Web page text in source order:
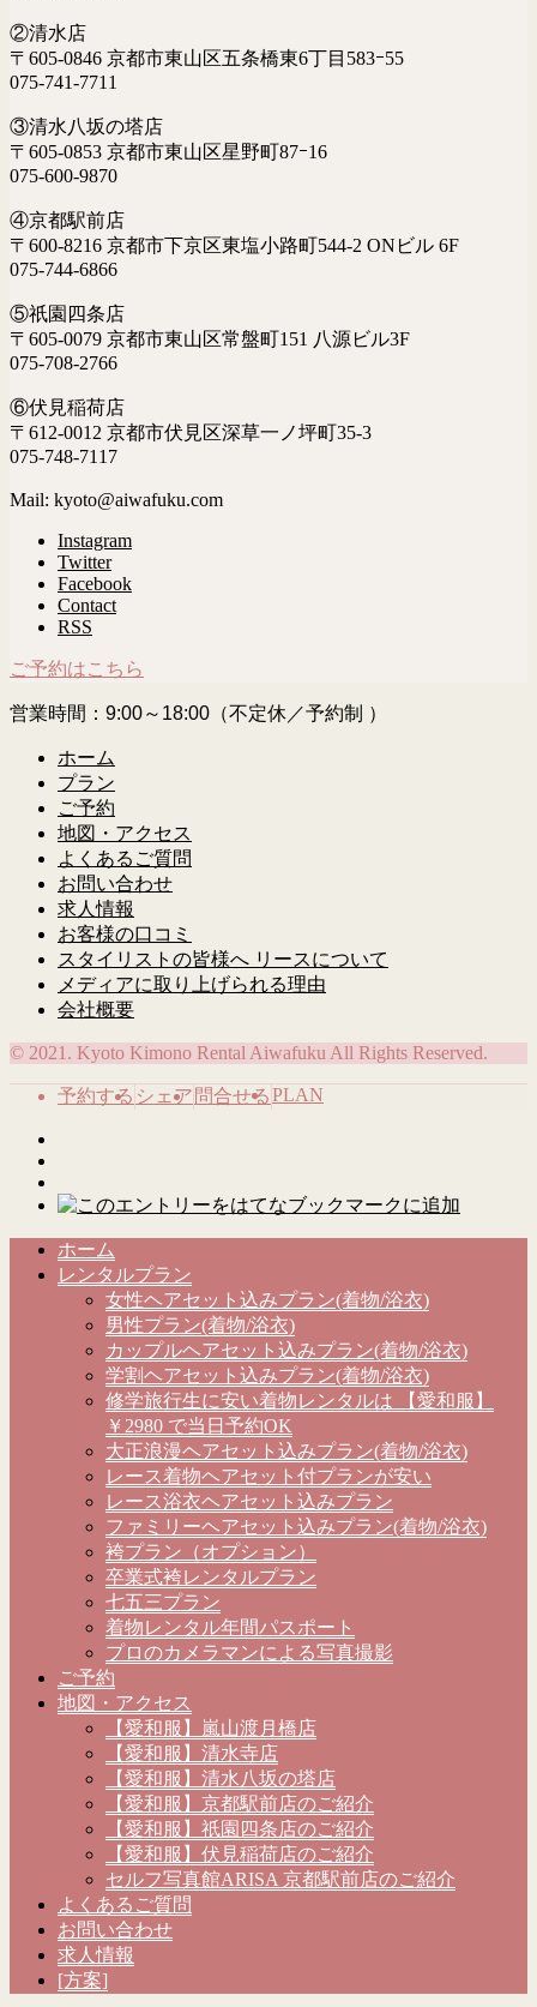
②清水店
〒605-0846 京都市東山区五条橋東6丁目583ｰ55
075-741-7711
③清水八坂の塔店
〒605-0853 京都市東山区星野町87ｰ16
075-600-9870
④京都駅前店
〒600-8216 京都市下京区東塩小路町544-2 ONビル 6F
075-744-6866
⑤祇園四条店
〒605-0079 京都市東山区常盤町151 八源ビル3F
075-708-2766
⑥伏見稲荷店
〒612-0012 京都市伏見区深草一ノ坪町35-3
075-748-7117
Mail: kyoto@aiwafuku.com
Instagram
Twitter
Facebook
Contact
RSS
ご予約はこちら
営業時間：9:00～18:00（不定休／予約制 ）
ホーム
プラン
ご予約
地図・アクセス
よくあるご質問
お問い合わせ
求人情報
お客様の口コミ
スタイリストの皆様へ リースについて
メディアに取り上げられる理由
会社概要
© 2021. Kyoto Kimono Rental Aiwafuku All Rights Reserved.
予約する シェア 問合せるPLAN
ホーム
レンタルプラン
女性ヘアセット込みプラン(着物/浴衣)
男性プラン(着物/浴衣)
カップルヘアセット込みプラン(着物/浴衣)
学割ヘアセット込みプラン(着物/浴衣)
修学旅行生に安い着物レンタルは 【愛和服】
￥2980 で当日予約OK
大正浪漫ヘアセット込みプラン(着物/浴衣)
レース着物ヘアセット付プランが安い
レース浴衣ヘアセット込みプラン
ファミリーヘアセット込みプラン(着物/浴衣)
袴プラン（オプション）
卒業式袴レンタルプラン
七五三プラン
着物レンタル年間パスポート
プロのカメラマンによる写真撮影
ご予約
地図・アクセス
【愛和服】嵐山渡月橋店
【愛和服】清水寺店
【愛和服】清水八坂の塔店
【愛和服】京都駅前店のご紹介
【愛和服】祇園四条店のご紹介
【愛和服】伏見稲荷店のご紹介
セルフ写真館ARISA 京都駅前店のご紹介
よくあるご質問
お問い合わせ
求人情報
[方案]